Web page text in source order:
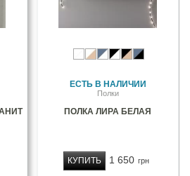
ЕСТЬ В НАЛИЧИИ
Полки
ПОЛКА ЛИРА БЕЛАЯ
1 650 грн
КУПИТЬ